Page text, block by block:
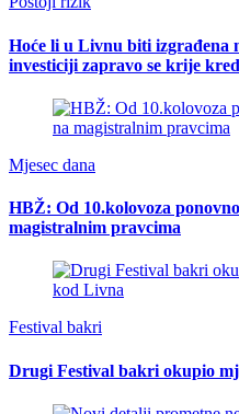
Hoće li u Livnu biti izgrađena
investiciji zapravo se krije
Mjesec dana
HBŽ: Od 10.kolovoza
magistralnim pravcima
Festival bakri
Drugi Festival bakri okupio